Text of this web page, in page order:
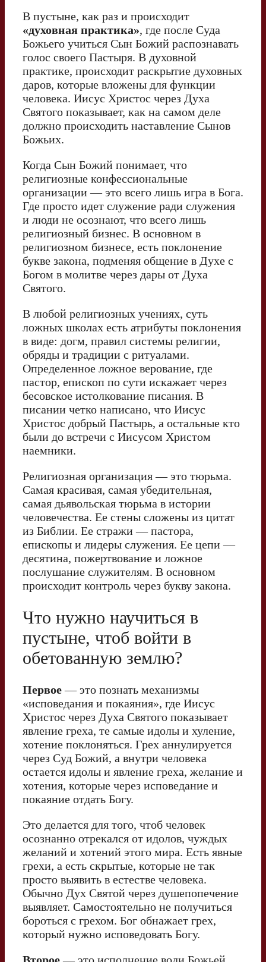
В пустыне, как раз и происходит
«духовная практика», где после Суда
Божьего учиться Сын Божий распознавать
голос своего Пастыря. В духовной
практике, происходит раскрытие духовных
даров, которые вложены для функции
человека. Иисус Христос через Духа
Святого показывает, как на самом деле
должно происходить наставление Сынов
Божьих.
Когда Сын Божий понимает, что
религиозные конфессиональные
организации — это всего лишь игра в Бога.
Где просто идет служение ради служения
и люди не осознают, что всего лишь
религиозный бизнес. В основном в
религиозном бизнесе, есть поклонение
букве закона, подменяя общение в Духе с
Богом в молитве через дары от Духа
Святого.
В любой религиозных учениях, суть
ложных школах есть атрибуты поклонения
в виде: догм, правил системы религии,
обряды и традиции с ритуалами.
Определенное ложное верование, где
пастор, епископ по сути искажает через
бесовское истолкование писания. В
писании четко написано, что Иисус
Христос добрый Пастырь, а остальные кто
были до встречи с Иисусом Христом
наемники.
Религиозная организация — это тюрьма.
Самая красивая, самая убедительная,
самая дьявольская тюрьма в истории
человечества. Ее стены сложены из цитат
из Библии. Ее стражи — пастора,
епископы и лидеры служения. Ее цепи —
десятина, пожертвование и ложное
послушание служителям. В основном
происходит контроль через букву закона.
Что нужно научиться в
пустыне, чтоб войти в
обетованную землю?
Первое— это познать механизмы
«исповедания и покаяния», где Иисус
Христос через Духа Святого показывает
явление греха, те самые идолы и хуление,
хотение поклоняться. Грех аннулируется
через Суд Божий, а внутри человека
остается идолы и явление греха, желание и
хотения, которые через исповедание и
покаяние отдать Богу.
Это делается для того, чтоб человек
осознанно отрекался от идолов, чуждых
желаний и хотений этого мира. Есть явные
грехи, а есть скрытые, которые не так
просто выявить в естестве человека.
Обычно Дух Святой через душепопечение
выявляет. Самостоятельно не получиться
бороться с грехом. Бог обнажает грех,
который нужно исповедовать Богу.